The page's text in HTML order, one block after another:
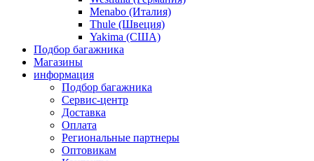
Menabo (Италия)
Thule (Швеция)
Yakima (США)
Подбор багажника
Магазины
информация
Подбор багажника
Сервис-центр
Доставка
Оплата
Региональные партнеры
Оптовикам